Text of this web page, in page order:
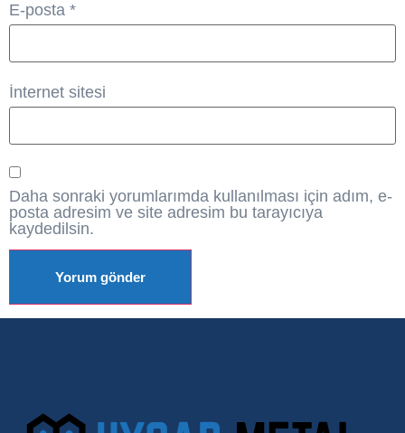
E-posta *
İnternet sitesi
Daha sonraki yorumlarımda kullanılması için adım, e-
posta adresim ve site adresim bu tarayıcıya
kaydedilsin.